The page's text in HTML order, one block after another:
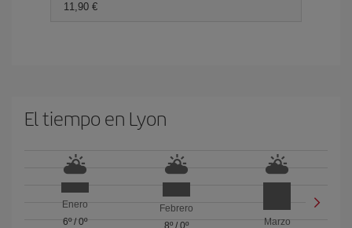
11,90 €
El tiempo en Lyon
Enero
6º/ 0º
Febrero
8º/ 0º
Marzo